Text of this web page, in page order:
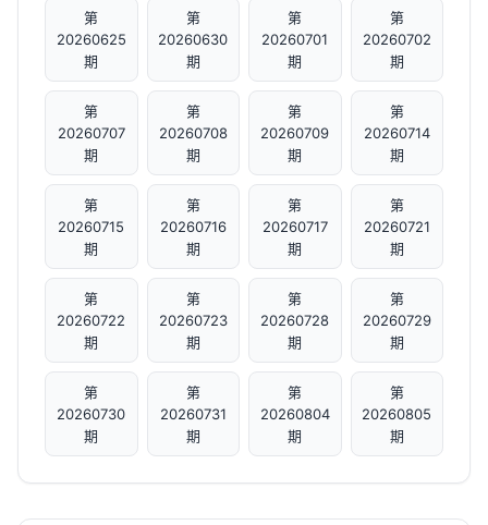
第
20260625
期
第
20260630
期
第
20260701
期
第
20260702
期
第
20260707
期
第
20260708
期
第
20260709
期
第
20260714
期
第
20260715
期
第
20260716
期
第
20260717
期
第
20260721
期
第
20260722
期
第
20260723
期
第
20260728
期
第
20260729
期
第
20260730
期
第
20260731
期
第
20260804
期
第
20260805
期